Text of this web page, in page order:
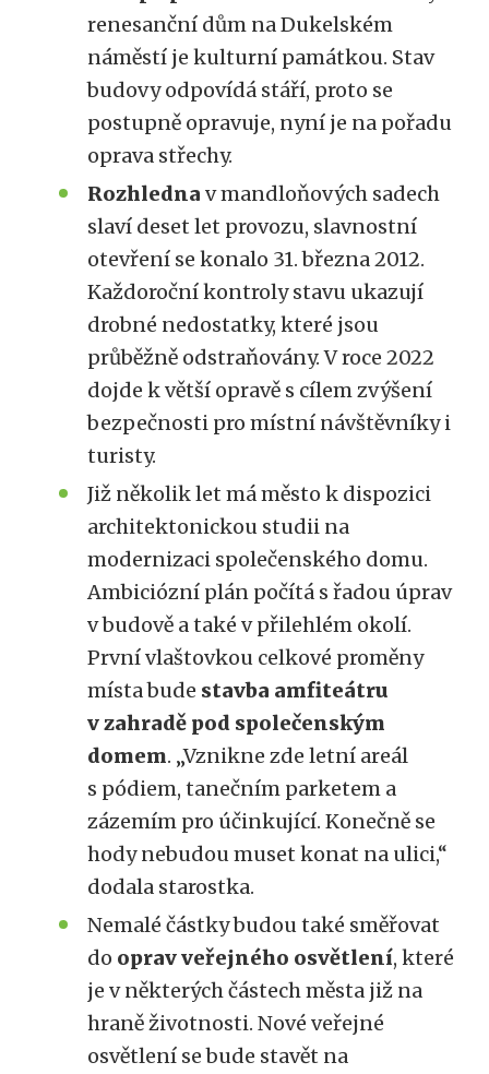
renesanční dům na Dukelském
náměstí je kulturní památkou. Stav
budovy odpovídá stáří, proto se
postupně opravuje, nyní je na pořadu
oprava střechy.
Rozhledna v mandloňových sadech
slaví deset let provozu, slavnostní
otevření se konalo 31. března 2012.
Každoroční kontroly stavu ukazují
drobné nedostatky, které jsou
průběžně odstraňovány. V roce 2022
dojde k větší opravě s cílem zvýšení
bezpečnosti pro místní návštěvníky i
turisty.
Již několik let má město k dispozici
architektonickou studii na
modernizaci společenského domu.
Ambiciózní plán počítá s řadou úprav
v budově a také v přilehlém okolí.
První vlaštovkou celkové proměny
místa bude stavba amfiteátru
v zahradě pod společenským
domem. „Vznikne zde letní areál
s pódiem, tanečním parketem a
zázemím pro účinkující. Konečně se
hody nebudou muset konat na ulici,“
dodala starostka.
Nemalé částky budou také směřovat
do oprav veřejného osvětlení, které
je v některých částech města již na
hraně životnosti. Nové veřejné
osvětlení se bude stavět na